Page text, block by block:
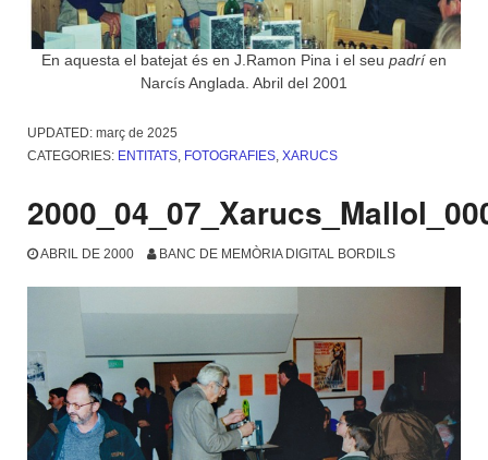
En aquesta el batejat és en J.Ramon Pina i el seu padríen
Narcís Anglada. Abril del 2001
UPDATED: març de 2025
CATEGORIES: ENTITATS, FOTOGRAFIES, XARUCS
ABRIL DE 2000 BANC DE MEMÒRIA DIGITAL BORDILS